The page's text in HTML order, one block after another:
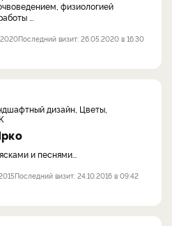
физиологией
...
Последний визит: 26.05.2020 в 16:30
дизайн, Цветы,
и песнями...
Последний визит: 24.10.2016 в 09:42